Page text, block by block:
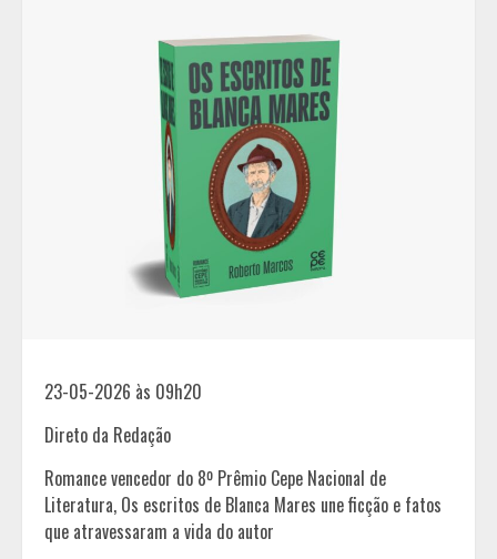
23-05-2026 às 09h20
Direto da Redação
Romance vencedor do 8º Prêmio Cepe Nacional de
Literatura, Os escritos de Blanca Mares une ficção e fatos
que atravessaram a vida do autor